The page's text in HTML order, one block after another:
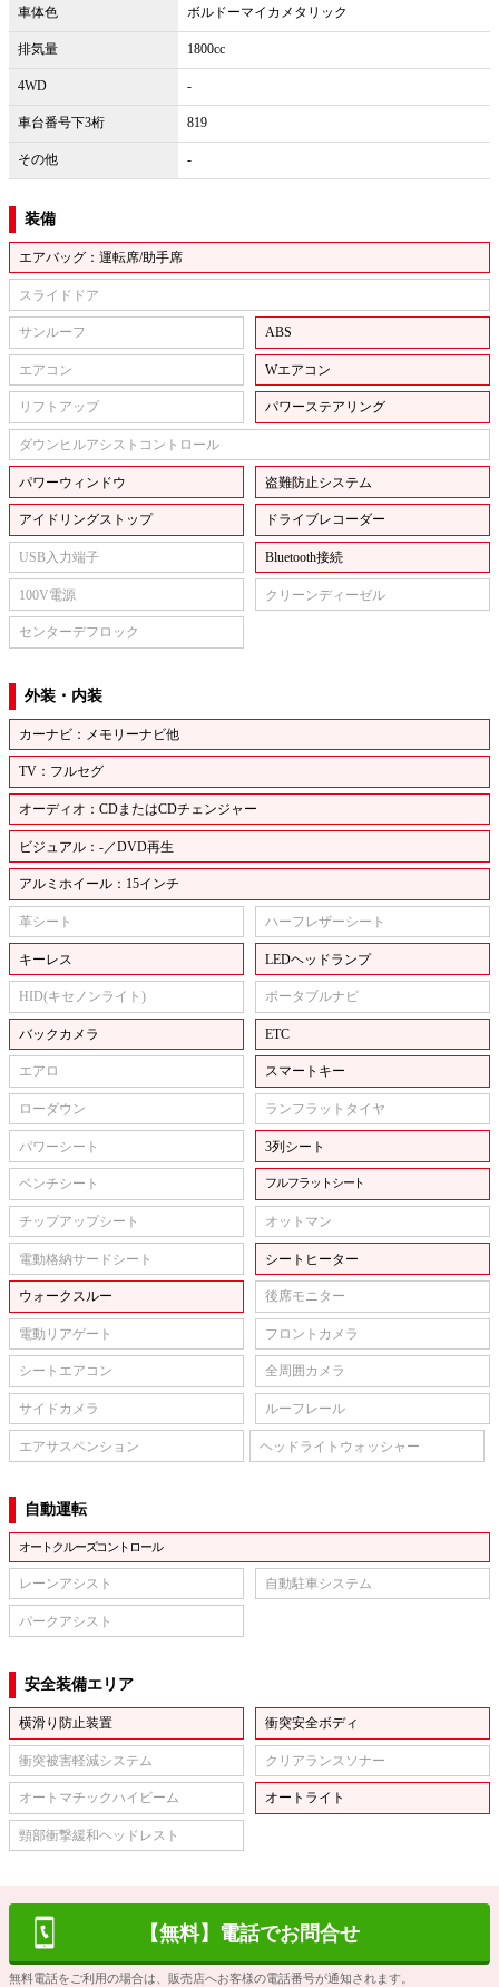
車体色 ボルドーマイカメタリック
排気量 1800cc
4WD -
車台番号下3桁 819
その他 -
装備
エアバッグ：運転席/助手席
スライドドア
サンルーフ ABS
エアコン Wエアコン
リフトアップ パワーステアリング
ダウンヒルアシストコントロール
パワーウィンドウ 盗難防止システム
アイドリングストップ ドライブレコーダー
USB入力端子 Bluetooth接続
100V電源 クリーンディーゼル
センターデフロック
外装・内装
カーナビ：メモリーナビ他
TV：フルセグ
オーディオ：CDまたはCDチェンジャー
ビジュアル：-／DVD再生
アルミホイール：15インチ
革シート ハーフレザーシート
キーレス LEDヘッドランプ
HID(キセノンライト) ポータブルナビ
バックカメラ ETC
エアロ スマートキー
ローダウン ランフラットタイヤ
パワーシート 3列シート
ベンチシート フルフラットシート
チップアップシート オットマン
電動格納サードシート シートヒーター
ウォークスルー 後席モニター
電動リアゲート フロントカメラ
シートエアコン 全周囲カメラ
サイドカメラ ルーフレール
エアサスペンション ヘッドライトウォッシャー
自動運転
オートクルーズコントロール
レーンアシスト 自動駐車システム
パークアシスト
安全装備エリア
横滑り防止装置 衝突安全ボディ
衝突被害軽減システム クリアランスソナー
オートマチックハイビーム オートライト
頸部衝撃緩和ヘッドレスト
【無料】電話でお問合せ
無料電話をご利用の場合は、販売店へお客様の電話番号が通知されます。